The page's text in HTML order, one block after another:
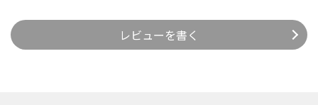
レビューを書く